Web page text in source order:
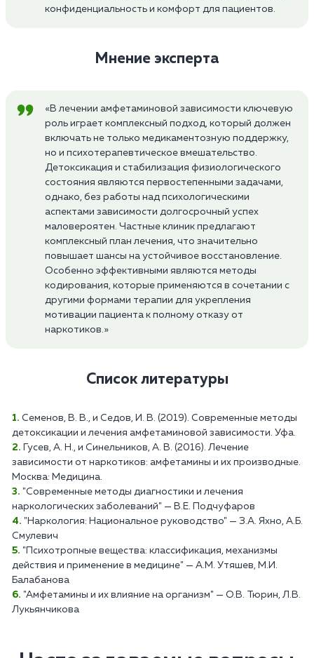
конфиденциальность и комфорт для пациентов.
Мнение эксперта
«В лечении амфетаминовой зависимости ключевую
роль играет комплексный подход, который должен
включать не только медикаментозную поддержку,
но и психотерапевтическое вмешательство.
Детоксикация и стабилизация физиологического
состояния являются первостепенными задачами,
однако, без работы над психологическими
аспектами зависимости долгосрочный успех
маловероятен. Частные клиник предлагают
комплексный план лечения, что значительно
повышает шансы на устойчивое восстановление.
Особенно эффективными являются методы
кодирования, которые применяются в сочетании с
другими формами терапии для укрепления
мотивации пациента к полному отказу от
наркотиков.»
Список литературы
Семенов, В. В., и Седов, И. В. (2019). Современные методы
детоксикации и лечения амфетаминовой зависимости. Уфа.
Гусев, А. Н., и Синельников, А. В. (2016). Лечение
зависимости от наркотиков: амфетамины и их производные.
Москва: Медицина.
"Современные методы диагностики и лечения
наркологических заболеваний" — В.Е. Подчуфаров
"Наркология: Национальное руководство" — З.А. Яхно, А.Б.
Смулевич
"Психотропные вещества: классификация, механизмы
действия и применение в медицине" — А.М. Утяшев, М.И.
Балабанова
"Амфетамины и их влияние на организм" — О.В. Тюрин, Л.В.
Лукьянчикова